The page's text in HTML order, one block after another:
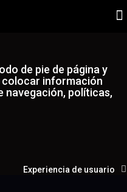
de pie de página y
colocar información
navegación, políticas,
Experiencia de usuario